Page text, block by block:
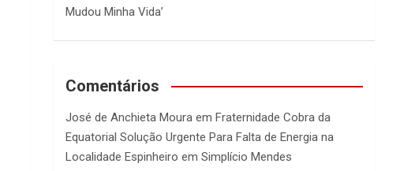
Mudou Minha Vida’
Comentários
José de Anchieta Moura emFraternidade Cobra da
Equatorial Solução Urgente Para Falta de Energia na
Localidade Espinheiro em Simplício Mendes